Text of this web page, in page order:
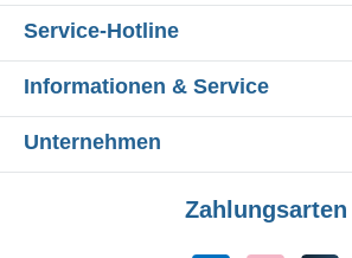
Service-Hotline
Informationen & Service
Unternehmen
Zahlungsarten